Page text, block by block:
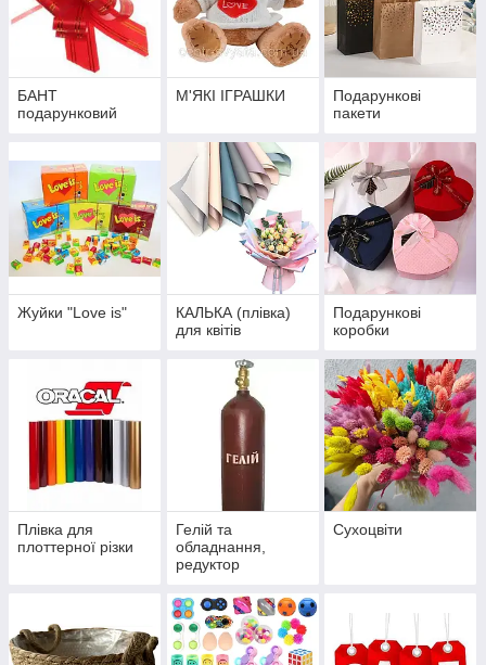
БАНТ
подарунковий
М'ЯКІ ІГРАШКИ
Подарункові
пакети
Жуйки "Love is"
КАЛЬКА (плівка)
для квітів
Подарункові
коробки
Плівка для
плоттерної різки
Гелій та
обладнання,
редуктор
Сухоцвіти